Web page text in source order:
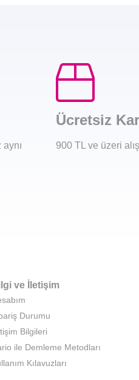
Ücretsiz
900 TL ve üzeri
ve İletişim
Durumu
Bilgileri
ile Demleme Metodları
Kılavuzları